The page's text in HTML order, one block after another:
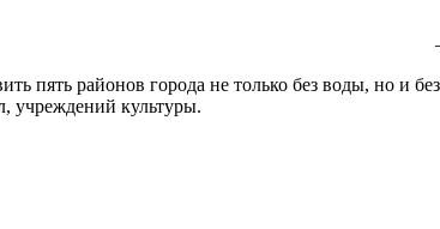
пять районов города не только без воды, но и
учреждений культуры.